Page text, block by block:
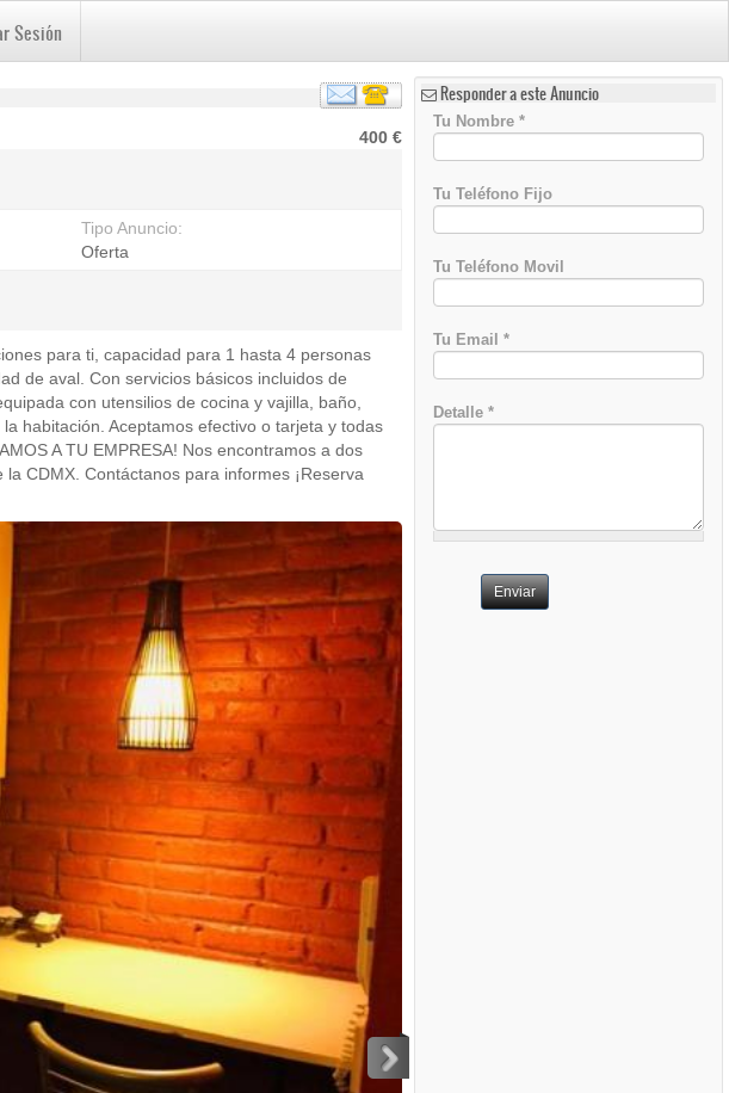
Sesión
400 €
Tipo Anuncio:
Oferta
para ti, capacidad para 1 hasta 4 personas
de aval. Con servicios básicos incluidos de
con utensilios de cocina y vajilla, baño,
habitación. Aceptamos efectivo o tarjeta y todas
A TU EMPRESA! Nos encontramos a dos
CDMX. Contáctanos para informes ¡Reserva
Responder a este Anuncio
Tu Nombre*
Tu Teléfono Fijo
Tu Teléfono Movil
Tu Email*
Detalle*
Enviar